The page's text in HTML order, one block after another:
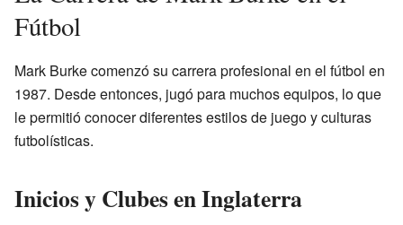
Fútbol
Mark Burke comenzó su carrera profesional en el fútbol en
1987. Desde entonces, jugó para muchos equipos, lo que
le permitió conocer diferentes estilos de juego y culturas
futbolísticas.
Inicios y Clubes en Inglaterra